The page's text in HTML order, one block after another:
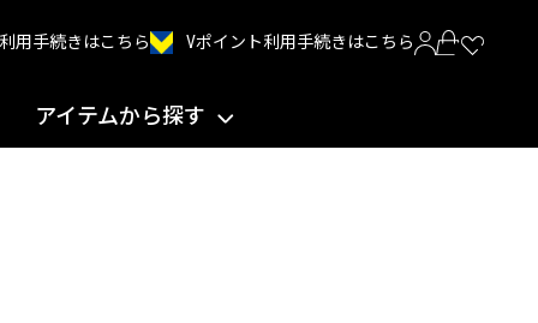
利用手続きはこちら Vポイント利用手続きはこちら
アイテムから探す